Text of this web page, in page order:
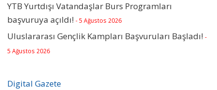
YTB Yurtdışı Vatandaşlar Burs Programları
başvuruya açıldı! - 5 Ağustos 2026
Uluslararası Gençlik Kampları Başvuruları Başladı! -
5 Ağustos 2026
Digital Gazete